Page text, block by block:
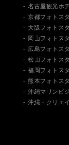
名古屋観光ホ
京都フォトス
大阪フォトス
岡山フォトス
広島フォトス
松山フォトス
福岡フォトス
熊本フォトス
沖縄マリンビ
沖縄・クリエ